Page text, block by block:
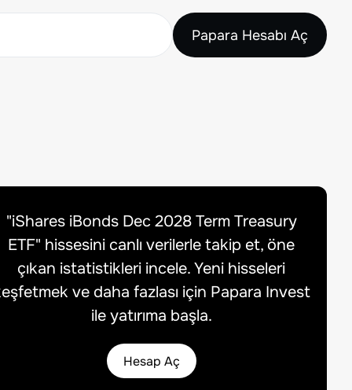
Papara Hesabı Aç
"iShares iBonds Dec 2028 Term Treasury
ETF" hissesini canlı verilerle takip et, öne
çıkan istatistikleri incele. Yeni hisseleri
ve daha fazlası için Papara Invest
ile yatırıma başla.
Hesap Aç